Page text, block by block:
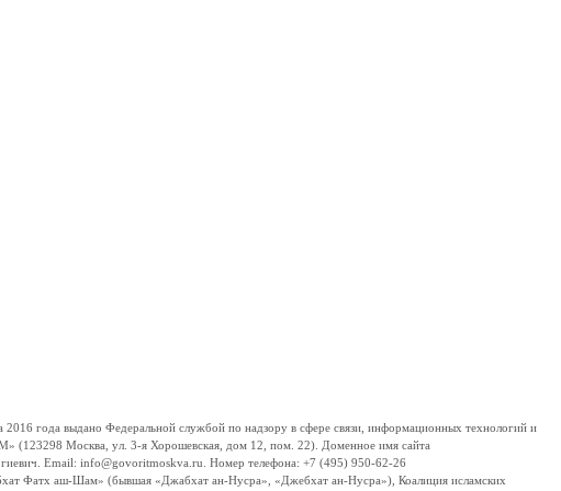
года выдано Федеральной службой по надзору в сфере связи, информационных технологий и
(123298 Москва, ул. 3-я Хорошевская, дом 12, пом. 22). Доменное имя сайта
Email: info@govoritmoskva.ru. Номер телефона: +7 (495) 950-62-26
Фатх аш-Шам» (бывшая «Джабхат ан-Нусра», «Джебхат ан-Нусра»), Коалиция исламских